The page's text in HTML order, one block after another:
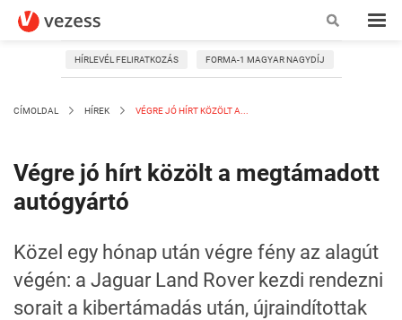
HÍRLEVÉL FELIRATKOZÁS FORMA-1 MAGYAR NAGYDÍJ
CÍMOLDAL HÍREK VÉGRE JÓ HÍRT KÖZÖLT A...
Végre jó hírt közölt a megtámadott
autógyártó
Közel egy hónap után végre fény az alagút
végén: a Jaguar Land Rover kezdi rendezni
sorait a kibertámadás után, újraindítottak